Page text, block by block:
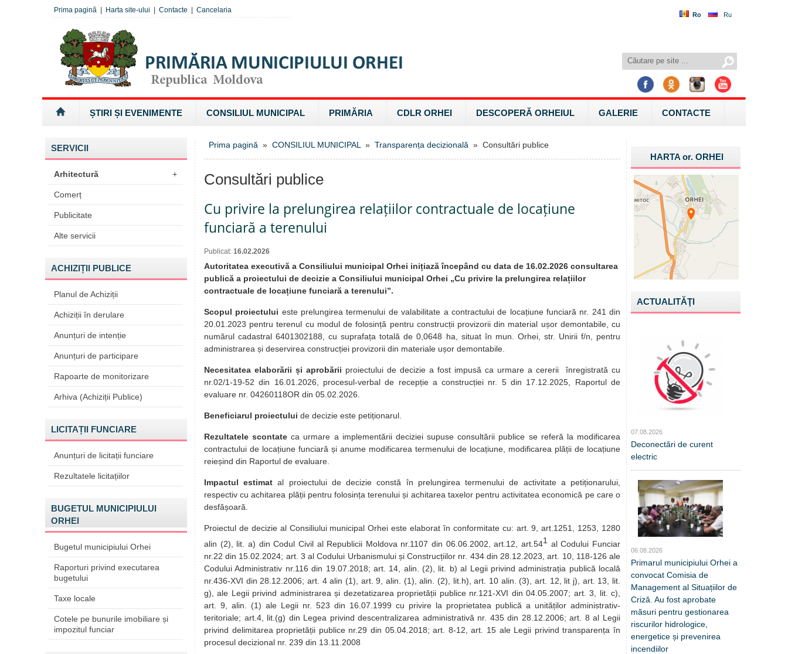
Ro Ru
Prima pagină Harta site-ului Contacte Cancelaria
ȘTIRI ȘI EVENIMENTE CONSILIUL MUNICIPAL PRIMĂRIA CDLR ORHEI DESCOPERĂ ORHEIUL GALERIE CONTACTE
SERVICII
Arhitectură +
Comerț
Publicitate
Alte servicii
ACHIZIȚII PUBLICE
Planul de Achiziții
Achiziții în derulare
Anunțuri de intenție
Anunțuri de participare
Rapoarte de monitorizare
Arhiva (Achiziții Publice)
LICITAȚII FUNCIARE
Anunțuri de licitații funciare
Rezultatele licitațiilor
BUGETUL MUNICIPIULUI
ORHEI
Bugetul municipiului Orhei
Raporturi privind executarea
bugetului
Taxe locale
Cotele pe bunurile imobiliare și
impozitul funciar
Prima pagină » CONSILIUL MUNICIPAL » Transparența decizională » Consultări publice
Consultări publice
Cu privire la prelungirea relațiilor contractuale de locațiune
funciară a terenului
Publicat: 16.02.2026
Autoritatea executivă a Consiliului municipal Orhei inițiază începând cu data de 16.02.2026 consultarea
publică a proiectului de decizie a Consiliului municipal Orhei „Cu privire la prelungirea relațiilor
contractuale de locațiune funciară a terenului”.
Scopul proiectului este prelungirea termenului de valabilitate a contractului de locațiune funciară nr. 241 din
20.01.2023 pentru terenul cu modul de folosință pentru construcții provizorii din material ușor demontabile, cu
numărul cadastral 6401302188, cu suprafața totală de 0,0648 ha, situat în mun. Orhei, str. Unirii f/n, pentru
administrarea și deservirea construcției provizorii din materiale ușor demontabile.
Necesitatea elaborării și aprobării proiectului de decizie a fost impusă ca urmare a cererii înregistrată cu
nr.02/1-19-52 din 16.01.2026, procesul-verbal de recepție a construcției nr. 5 din 17.12.2025, Raportul de
evaluare nr. 04260118OR din 05.02.2026.
Beneficiarul proiectului de decizie este petiționarul.
Rezultatele scontate ca urmare a implementării deciziei supuse consultării publice se referă la modificarea
contractului de locațiune funciară și anume modificarea termenului de locațiune, modificarea plății de locațiune
reieșind din Raportul de evaluare.
Impactul estimat al proiectului de decizie constă în prelungirea termenului de activitate a petiționarului,
respectiv cu achitarea plății pentru folosința terenului și achitarea taxelor pentru activitatea economică pe care o
desfășoară.
Proiectul de decizie al Consiliului municipal Orhei este elaborat în conformitate cu: art. 9, art.1251, 1253, 1280
alin (2), lit. a) din Codul Civil al Republicii Moldova nr.1107 din 06.06.2002, art.12, art.541 al Codului Funciar
nr.22 din 15.02.2024; art. 3 al Codului Urbanismului și Construcțiilor nr. 434 din 28.12.2023, art. 10, 118-126 ale
Codului Administrativ nr.116 din 19.07.2018; art. 14, alin. (2), lit. b) al Legii privind administrația publică locală
nr.436-XVI din 28.12.2006; art. 4 alin (1), art. 9, alin. (1), alin. (2), lit.h), art. 10 alin. (3), art. 12, lit j), art. 13, lit.
g), ale Legii privind administrarea și dezetatizarea proprietății publice nr.121-XVI din 04.05.2007; art. 3, lit. c),
art. 9, alin. (1) ale Legii nr. 523 din 16.07.1999 cu privire la proprietatea publică a unităților administrativ-
teritoriale; art.4, lit.(g) din Legea privind descentralizarea administrativă nr. 435 din 28.12.2006; art. 8 al Legii
privind delimitarea proprietății publice nr.29 din 05.04.2018; art. 8-12, art. 15 ale Legii privind transparența în
procesul decizional nr. 239 din 13.11.2008
HARTA or.ORHEI
ACTUALITĂŢI
07.08.2026
Deconectări de curent
electric
06.08.2026
Primarul municipiului Orhei a
convocat Comisia de
Management al Situațiilor de
Criză. Au fost aprobate
măsuri pentru gestionarea
riscurilor hidrologice,
energetice și prevenirea
incendiilor